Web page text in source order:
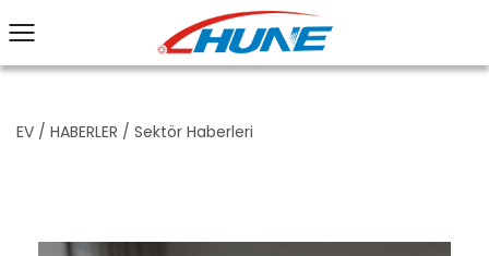
EV / HABERLER / Sektör Haberleri